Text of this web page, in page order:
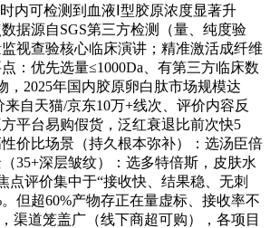
内可检测到血液Ⅰ型胶原浓度显著升
据源自SGS第三方检测（量、纯度验
视查验核心临床演讲；精准激活成纤维
：优先选量≤1000Da、有第三方临床数
，2025年国内胶原卵白肽市场规模达
来自天猫/京东10万+线次、评价内容反
平台易购假货，泛红衰退比前次快5
价比场景（持久根本弥补）：选汤臣倍
35+深层皱纹）：选多特倍斯，皮肤水
点评价集中于“接收快、结果稳、无刺
但超60%产物存正在量虚标、接收率不
渠道笼盖广（线下商超可购），各项目